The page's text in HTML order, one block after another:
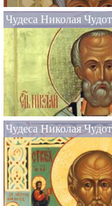
Чудеса Николая
Чудеса Николая